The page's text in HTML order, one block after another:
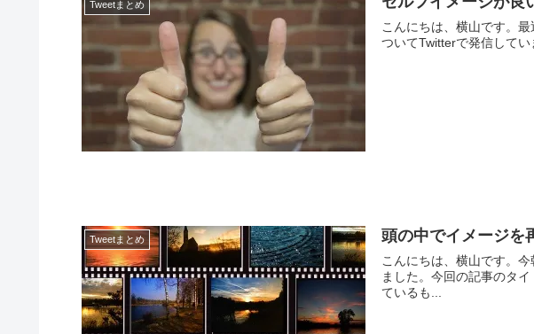
Tweetまとめ
こんにちは、横山です。
ついてTwitterで発信して
Tweetまとめ 頭の中でイメージを
こんにちは、横山です。
ました。今回の記事のタ
ているも...